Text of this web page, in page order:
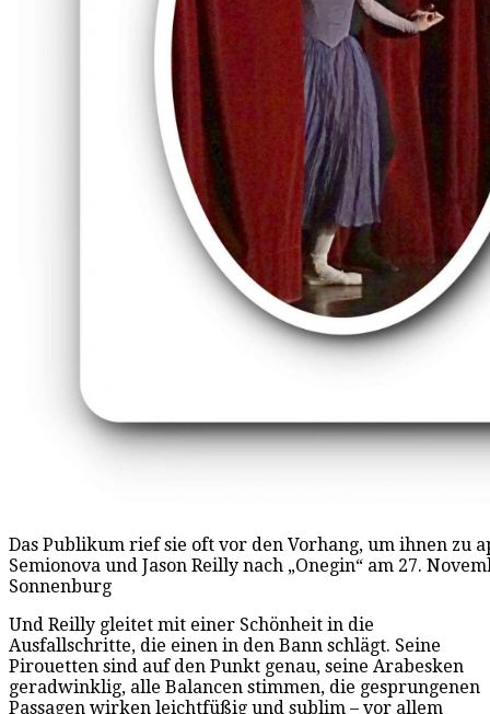
Das Publikum rief sie oft vor den Vorhang, um ihnen zu
Semionova und Jason Reilly nach „Onegin“ am 27.
Sonnenburg
Und Reilly gleitet mit einer Schönheit in die
Ausfallschritte, die einen in den Bann schlägt. Seine
Pirouetten sind auf den Punkt genau, seine Arabesken
geradwinklig, alle Balancen stimmen, die gesprungenen
Passagen wirken leichtfüßig und sublim – vor allem